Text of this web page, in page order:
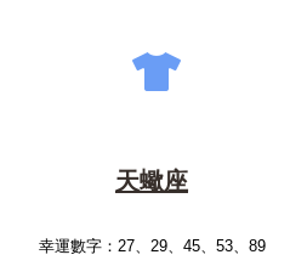
天蠍座
幸運數字：27、29、45、53、89